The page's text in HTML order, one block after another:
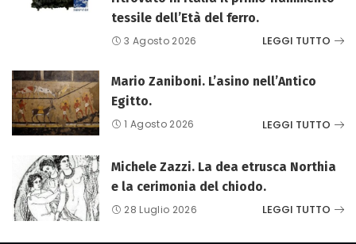
tessile dell’Età del ferro.
3 Agosto 2026 LEGGI TUTTO
Mario Zaniboni. L’asino nell’Antico
Egitto.
1 Agosto 2026 LEGGI TUTTO
Michele Zazzi. La dea etrusca Northia
e la cerimonia del chiodo.
28 Luglio 2026 LEGGI TUTTO